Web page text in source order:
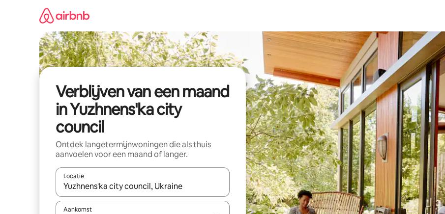
Verblijven van een maand
in Yuzhnens'ka city
council
Ontdek langetermijnwoningen die als thuis
aanvoelen voor een maand of langer.
Locatie
Wanneer er resultaten beschikbaar zijn, maak je een keuze met je de pijltjestoetsen omhoog en omlaag, óf door te
Aankomst